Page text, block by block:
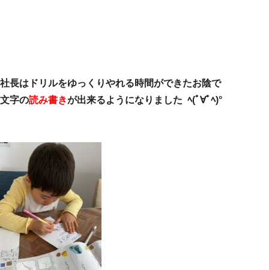
社長はドリルをゆっくりやれる時間ができたお陰で
文字の読み書きが出来るようになりました ﾍ(ﾟ∀ﾟﾍ)°